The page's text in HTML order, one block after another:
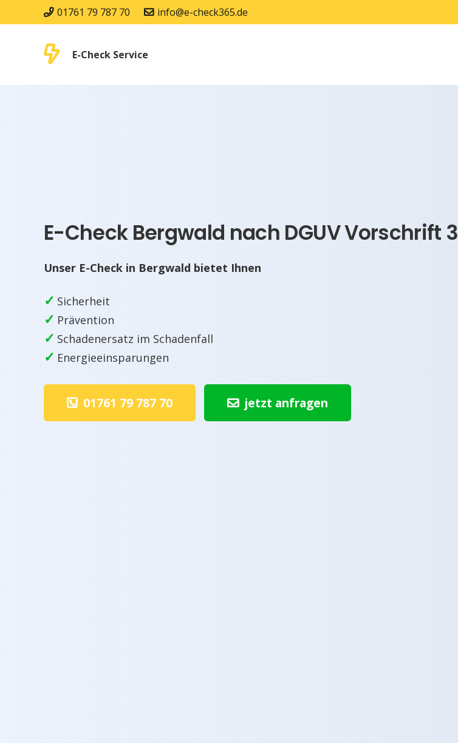
01761 79 787 70 info@e-check365.de
E-Check Service
E-Check Bergwald nach DGUV Vorschrift 3
Unser E-Check in Bergwald bietet Ihnen
✓ Sicherheit
✓ Prävention
✓ Schadenersatz im Schadenfall
✓ Energieeinsparungen
01761 79 787 70 jetzt anfragen